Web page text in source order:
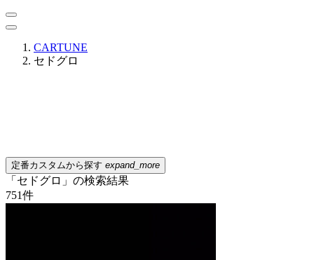
CARTUNE
セドグロ
定番カスタムから探す expand_more
「セドグロ」の検索結果
751件